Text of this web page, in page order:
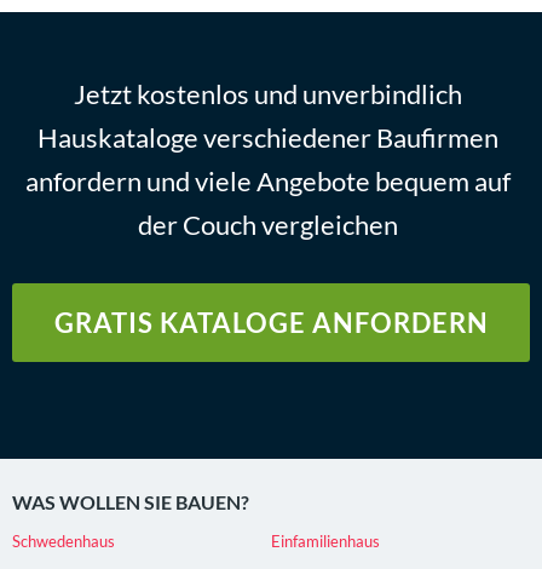
Jetzt kostenlos und unverbindlich
Hauskataloge verschiedener Baufirmen
anfordern und viele Angebote bequem auf
der Couch vergleichen
GRATIS KATALOGE ANFORDERN
WAS WOLLEN SIE BAUEN?
Schwedenhaus
Einfamilienhaus